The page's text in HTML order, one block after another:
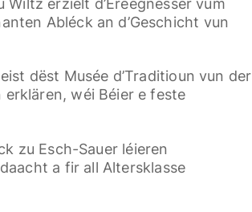
erzielt d’Ereegnesser vum
Abléck an d’Geschicht vun
dëst Musée d’Traditioun vun der
wéi Béier e feste
zu Esch-Sauer léieren
a fir all Altersklasse